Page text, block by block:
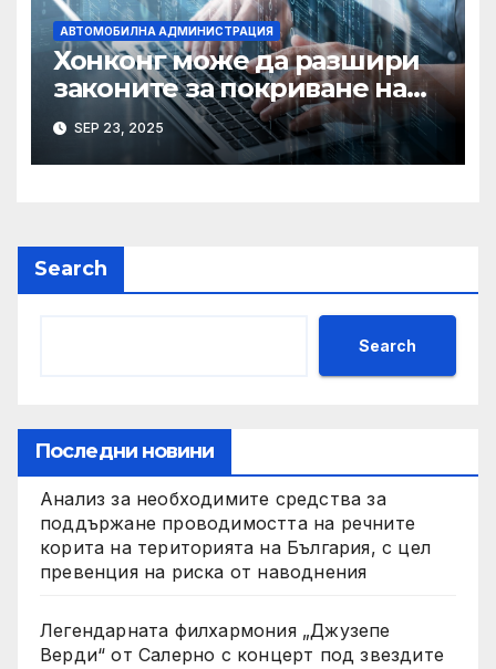
АВТОМОБИЛНА АДМИНИСТРАЦИЯ
Хонконг може да разшири
законите за покриване на
използването на ИИ при
сексуални престъпления,
казва началникът на
SEP 23, 2025
Search
Search
Последни новини
Анализ за необходимите средства за
поддържане проводимостта на речните
корита на територията на България, с цел
превенция на риска от наводнения
Легендарната филхармония „Джузепе
Верди“ от Салерно с концерт под звездите